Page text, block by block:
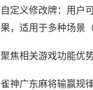
自定义修改牌：用户
果，适用于多种场景
聚焦相关游戏功能优
雀神广东麻将输赢规